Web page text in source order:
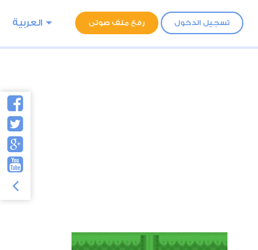
تسجيل الدخول رفع ملف صوتى العربية